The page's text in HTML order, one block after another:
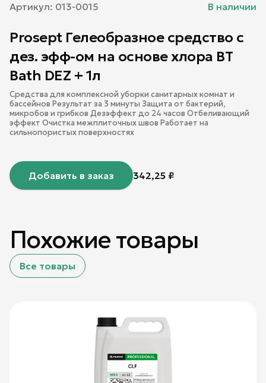
Артикул: 013-0015 В наличии
Prosept Гелеобразное средство с
дез. эфф-ом на основе хлора BT
Bath DEZ + 1л
Средства для комплексной уборки санитарных комнат и
бассейнов Результат за 3 минуты Защита от бактерий,
микробов и грибков Дезэффект до 24 часов Отбеливающий
эффект Очистка межплиточных швов Работает на
сильнопористых поверхностях
Добавить в заказ 342,25 ₽
Похожие товары
Все товары